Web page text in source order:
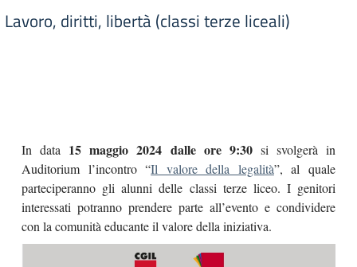
Lavoro, diritti, libertà (classi terze liceali)
In data 15 maggio 2024 dalle ore 9:30si svolgerà in
Auditorium l’incontro “Il valore della legalità”, al quale
parteciperanno gli alunni delle classi terze liceo. I genitori
interessati potranno prendere parte all’evento e condividere
con la comunità educante il valore della iniziativa.